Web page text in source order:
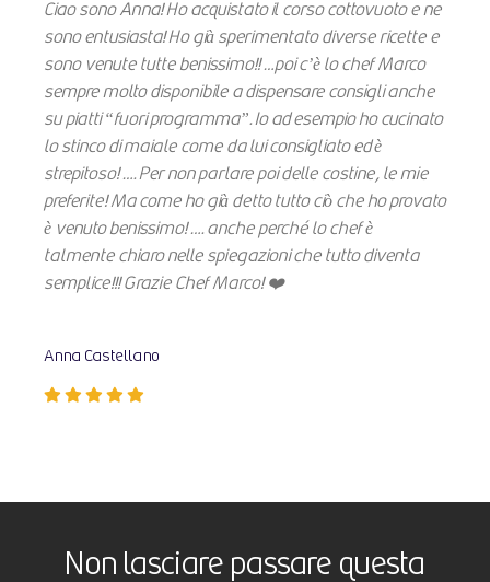
Ciao sono Anna! Ho acquistato il corso cottovuoto e ne
sono entusiasta! Ho già sperimentato diverse ricette e
sono venute tutte benissimo!! …poi c’è lo chef Marco
sempre molto disponibile a dispensare consigli anche
su piatti “fuori programma”. Io ad esempio ho cucinato
lo stinco di maiale come da lui consigliato ed è
strepitoso! …. Per non parlare poi delle costine, le mie
preferite! Ma come ho già detto tutto ciò che ho provato
è venuto benissimo! …. anche perché lo chef è
talmente chiaro nelle spiegazioni che tutto diventa
semplice!!! Grazie Chef Marco! ❤️
Anna Castellano
Non lasciare passare questa